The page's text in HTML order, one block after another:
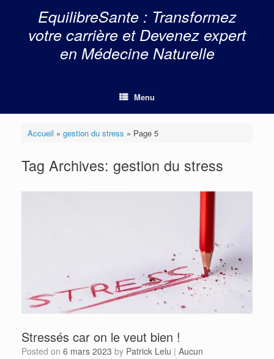
EquilibreSante : Transformez
votre carrière et Devenez expert
en Médecine Naturelle
Menu
Accueil » gestion du stress » Page 5
Tag Archives: gestion du stress
Stressés car on le veut bien !
Posted on 6 mars 2023 by Patrick Lelu | Aucun